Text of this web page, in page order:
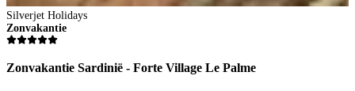
Silverjet Holidays
Zonvakantie
Zonvakantie Sardinië - Forte Village Le Palme